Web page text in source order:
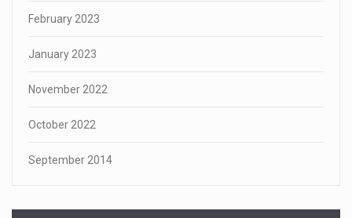
February 2023
January 2023
November 2022
October 2022
September 2014